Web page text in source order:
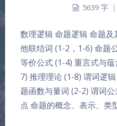
5639 字 |
数理逻辑 命题逻辑 命题
他联结词 (1-2，1-6) 命题
等价公式 (1-4) 重言式与
7) 推理理论 (1-8) 谓词逻
题函数与量词 (2-2) 谓词
点 命题的概念、表示、类